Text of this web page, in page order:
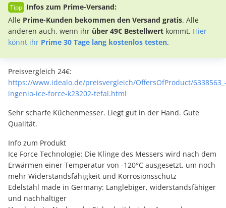
Infos zum Prime-Versand:
Alle Prime-Kunden bekommen den Versand gratis. Alle
anderen auch, wenn ihr über 49€ Bestellwert kommt. Hier
könnt ihr Prime 30 Tage lang kostenlos testen.
Preisvergleich 24€:
https://www.idealo.de/preisvergleich/OffersOfProduct/
ingenio-ice-force-k23202-tefal.html
Sehr scharfe Küchenmesser. Liegt gut in der Hand. Gute
Qualität.
Info zum Produkt
Ice Force Technologie: Die Klinge des Messers wird nach dem
Erwärmen einer Temperatur von -120°C ausgesetzt, um noch
mehr Widerstandsfähigkeit und Korrosionsschutz
Edelstahl made in Germany: Langlebiger, widerstandsfähiger
und nachhaltiger